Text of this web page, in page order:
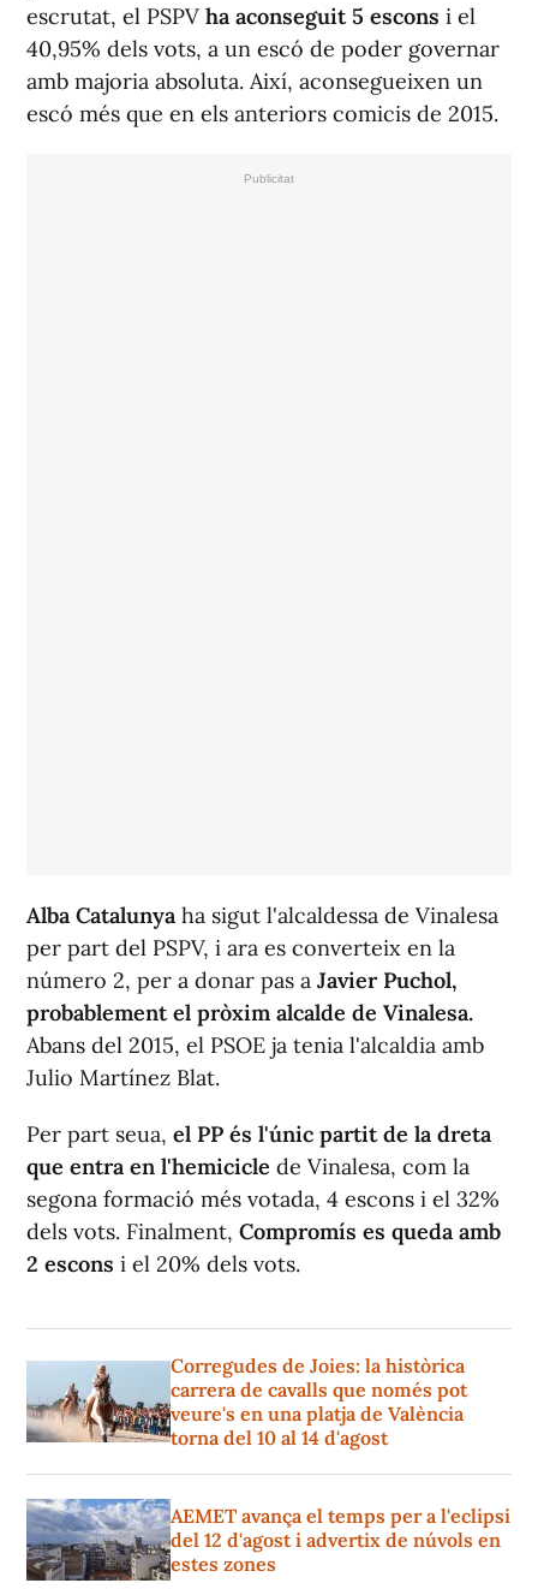
escrutat, el PSPV ha aconseguit 5 escons i el
40,95% dels vots, a un escó de poder governar
amb majoria absoluta. Així, aconsegueixen un
escó més que en els anteriors comicis de 2015.
Alba Catalunya ha sigut l'alcaldessa de Vinalesa
per part del PSPV, i ara es converteix en la
número 2, per a donar pas a Javier Puchol,
probablement el pròxim alcalde de Vinalesa.
Abans del 2015, el PSOE ja tenia l'alcaldia amb
Julio Martínez Blat.
Per part seua, el PP és l'únic partit de la dreta
que entra en l'hemicicle de Vinalesa, com la
segona formació més votada, 4 escons i el 32%
dels vots. Finalment, Compromís es queda amb
2 escons i el 20% dels vots.
Corregudes de Joies: la històrica
carrera de cavalls que només pot
veure's en una platja de València
torna del 10 al 14 d'agost
AEMET avança el temps per a l'eclipsi
del 12 d'agost i advertix de núvols en
estes zones